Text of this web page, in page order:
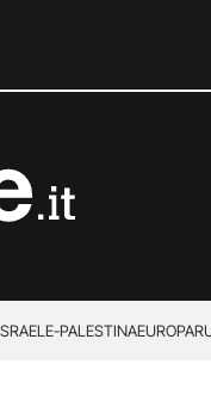
PALESTINAEUROPA